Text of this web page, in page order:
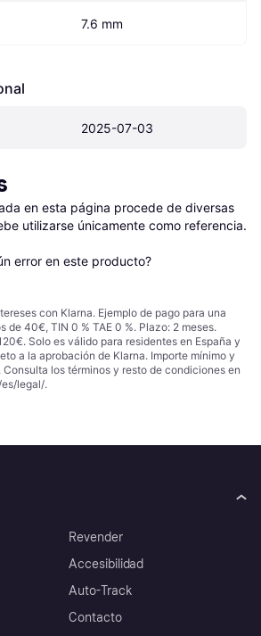
7.6 mm
2025-07-03
en esta página procede de diversas
utilizarse únicamente como referencia.
error en este producto?
con Klarna. Ejemplo de pago para una
de 40€, TIN 0 % TAE 0 %. Plazo: 2 meses.
Solo es válido para residentes en España y
a la aprobación de Klarna. Importe mínimo y
los términos y resto de condiciones en
legal/.
Revender
Accesibilidad
Auto-Track
Contacto